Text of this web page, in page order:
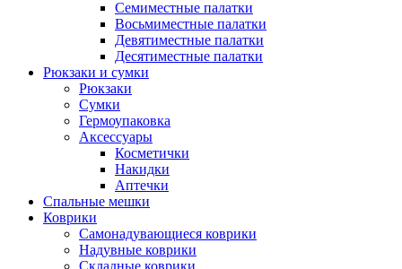
Семиместные палатки
Восьмиместные палатки
Девятиместные палатки
Десятиместные палатки
Рюкзаки и сумки
Рюкзаки
Сумки
Гермоупаковка
Аксессуары
Косметички
Накидки
Аптечки
Спальные мешки
Коврики
Самонадувающиеся коврики
Надувные коврики
Складные коврики